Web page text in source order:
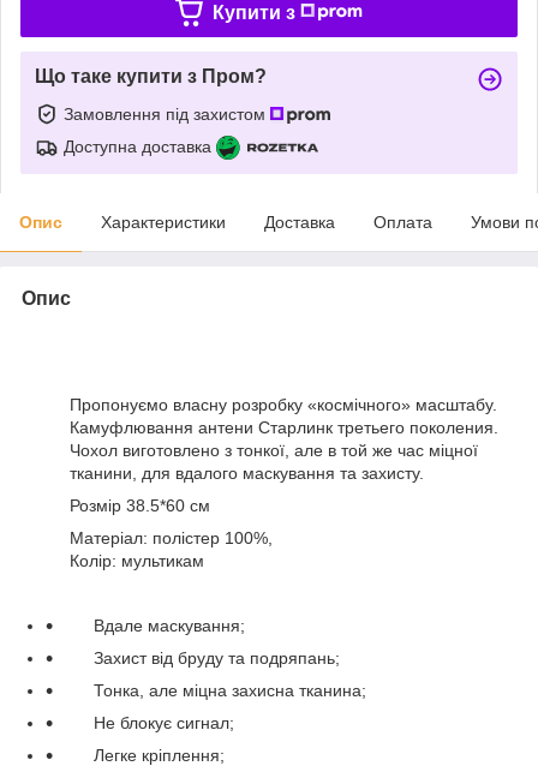
Купити з
Що таке купити з Пром?
Замовлення під захистом
Доступна доставка
Опис Характеристики Доставка Оплата Умови
Опис
Пропонуємо власну розробку «космічного» масштабу.
Камуфлювання антени Старлинк третьего поколения.
Чохол виготовлено з тонкої, але в той же час міцної
тканини, для вдалого маскування та захисту.
Розмір 38.5*60 см
Матеріал: полістер 100%,
Колір: мультикам
Вдале маскування;
Захист від бруду та подряпань;
Тонка, але міцна захисна тканина;
Не блокує сигнал;
Легке кріплення;